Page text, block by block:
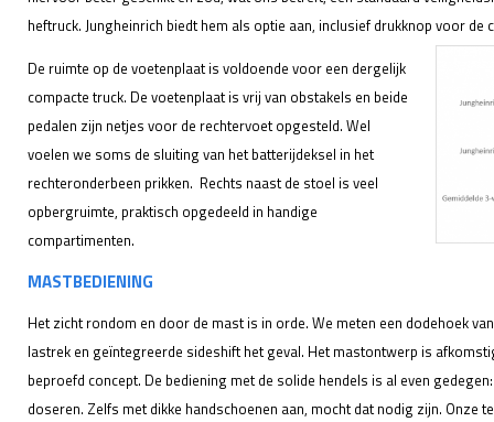
heftruck. Jungheinrich biedt hem als optie aan, inclusief drukknop voor de
De ruimte op de voetenplaat is voldoende voor een dergelijk
compacte truck. De voetenplaat is vrij van obstakels en beide
pedalen zijn netjes voor de rechtervoet opgesteld. Wel
voelen we soms de sluiting van het batterijdeksel in het
rechteronderbeen prikken. Rechts naast de stoel is veel
opbergruimte, praktisch opgedeeld in handige
compartimenten.
MASTBEDIENING
Het zicht rondom en door de mast is in orde. We meten een dodehoek
lastrek en geïntegreerde sideshift het geval. Het mastontwerp is
beproefd concept. De bediening met de solide hendels is al even
doseren. Zelfs met dikke handschoenen aan, mocht dat nodig zijn. Onze